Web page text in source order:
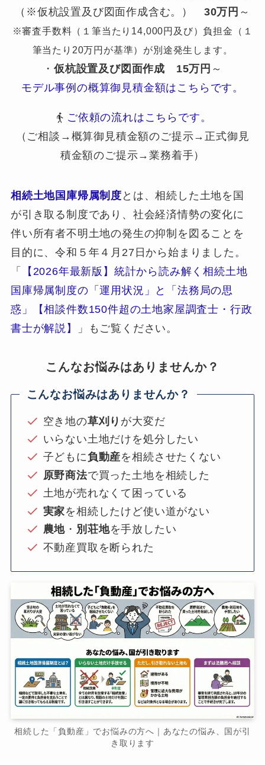
（※仮杭設置及び図面作成含む。） 30万円 ～
※審査手数料（１筆当たり14,000円及び）負担金（１
筆当たり20万円が基準）が別途発生します。
・ 仮杭設置及び図面作成 15万円 ～
モデル事例の概算御見積金額はこちらです。
ご依頼の流れはこちらです。
（ご相談→概算御見積金額のご提示→正式御見
積金額のご提示→業務着手）
相続土地国庫帰属制度 とは、相続した土地を国
が引き取る制度であり、社会経済情勢の変化に
伴い所有者不明土地の発生の抑制を図ることを
目的に、令和５年４月27日から始まりました。
「
【2026年最新版】統計から読み解く相続土地
国庫帰属制度の「運用状況」と「法務局の思
惑」【相談件数150件超の土地家屋調査士・行政
書士が解説】
」もご覧ください。
こんなお悩みはありませんか？
こんなお悩みはありませんか？
空き地の草刈り が大変だ
いらない土地だけを処分したい
子どもに負動産を相続させたくない
原野商法で買った土地を相続した
土地が売れなくて困っている
実家を相続したけど使い道がない
農地 ・ 別荘地を手放したい
不動産買取を断られた
相続した「負動産」でお悩みの方へ｜あなたの悩み、国が引
き取ります